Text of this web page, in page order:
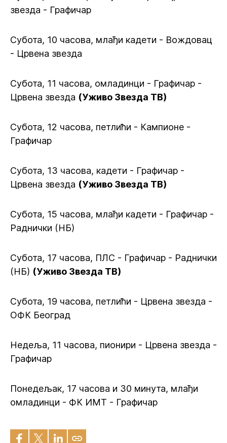
звезда - Графичар
Субота, 10 часова, млађи кадети - Вождовац
- Црвена звезда
Субота, 11 часова, омладинци - Графичар -
Црвена звезда (Уживо Звезда ТВ)
Субота, 12 часова, петлићи - Кампионе -
Графичар
Субота, 13 часова, кадети - Графичар -
Црвена звезда (Уживо Звезда ТВ)
Субота, 15 часова, млађи кадети - Графичар -
Раднички (НБ)
Субота, 17 часова, ПЛС - Графичар - Раднички
(НБ) (Уживо Звезда ТВ)
Субота, 19 часова, петлићи - Црвена звезда -
ОФК Београд
Недеља, 11 часова, пионири - Црвена звезда -
Графичар
Понедељак, 17 часова и 30 минута, млађи
омладинци - ФК ИМТ - Графичар